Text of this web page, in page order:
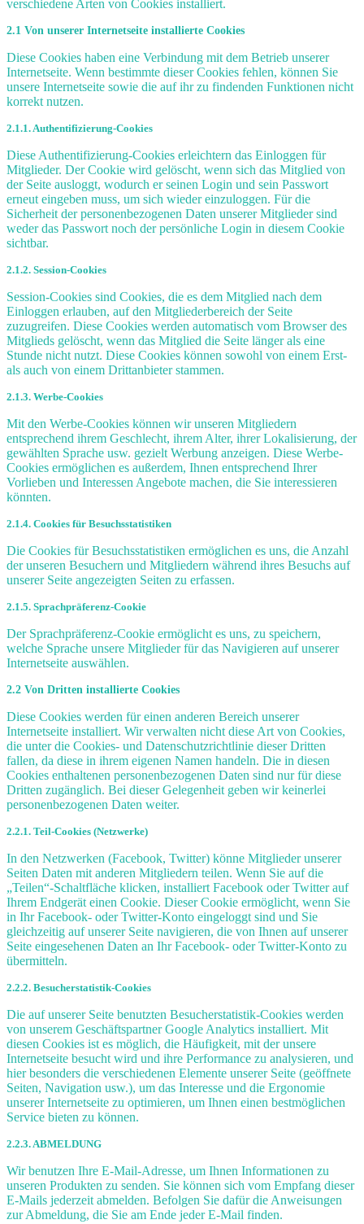
verschiedene Arten von Cookies installiert.
2.1 Von unserer Internetseite installierte Cookies
Diese Cookies haben eine Verbindung mit dem Betrieb unserer
Internetseite. Wenn bestimmte dieser Cookies fehlen, können Sie
unsere Internetseite sowie die auf ihr zu findenden Funktionen nicht
korrekt nutzen.
2.1.1. Authentifizierung-Cookies
Diese Authentifizierung-Cookies erleichtern das Einloggen für
Mitglieder. Der Cookie wird gelöscht, wenn sich das Mitglied von
der Seite ausloggt, wodurch er seinen Login und sein Passwort
erneut eingeben muss, um sich wieder einzuloggen. Für die
Sicherheit der personenbezogenen Daten unserer Mitglieder sind
weder das Passwort noch der persönliche Login in diesem Cookie
sichtbar.
2.1.2. Session-Cookies
Session-Cookies sind Cookies, die es dem Mitglied nach dem
Einloggen erlauben, auf den Mitgliederbereich der Seite
zuzugreifen. Diese Cookies werden automatisch vom Browser des
Mitglieds gelöscht, wenn das Mitglied die Seite länger als eine
Stunde nicht nutzt. Diese Cookies können sowohl von einem Erst-
als auch von einem Drittanbieter stammen.
2.1.3. Werbe-Cookies
Mit den Werbe-Cookies können wir unseren Mitgliedern
entsprechend ihrem Geschlecht, ihrem Alter, ihrer Lokalisierung, der
gewählten Sprache usw. gezielt Werbung anzeigen. Diese Werbe-
Cookies ermöglichen es außerdem, Ihnen entsprechend Ihrer
Vorlieben und Interessen Angebote machen, die Sie interessieren
könnten.
2.1.4. Cookies für Besuchsstatistiken
Die Cookies für Besuchsstatistiken ermöglichen es uns, die Anzahl
der unseren Besuchern und Mitgliedern während ihres Besuchs auf
unserer Seite angezeigten Seiten zu erfassen.
2.1.5. Sprachpräferenz-Cookie
Der Sprachpräferenz-Cookie ermöglicht es uns, zu speichern,
welche Sprache unsere Mitglieder für das Navigieren auf unserer
Internetseite auswählen.
2.2 Von Dritten installierte Cookies
Diese Cookies werden für einen anderen Bereich unserer
Internetseite installiert. Wir verwalten nicht diese Art von Cookies,
die unter die Cookies- und Datenschutzrichtlinie dieser Dritten
fallen, da diese in ihrem eigenen Namen handeln. Die in diesen
Cookies enthaltenen personenbezogenen Daten sind nur für diese
Dritten zugänglich. Bei dieser Gelegenheit geben wir keinerlei
personenbezogenen Daten weiter.
2.2.1. Teil-Cookies (Netzwerke)
In den Netzwerken (Facebook, Twitter) könne Mitglieder unserer
Seiten Daten mit anderen Mitgliedern teilen. Wenn Sie auf die
„Teilen“-Schaltfläche klicken, installiert Facebook oder Twitter auf
Ihrem Endgerät einen Cookie. Dieser Cookie ermöglicht, wenn Sie
in Ihr Facebook- oder Twitter-Konto eingeloggt sind und Sie
gleichzeitig auf unserer Seite navigieren, die von Ihnen auf unserer
Seite eingesehenen Daten an Ihr Facebook- oder Twitter-Konto zu
übermitteln.
2.2.2. Besucherstatistik-Cookies
Die auf unserer Seite benutzten Besucherstatistik-Cookies werden
von unserem Geschäftspartner Google Analytics installiert. Mit
diesen Cookies ist es möglich, die Häufigkeit, mit der unsere
Internetseite besucht wird und ihre Performance zu analysieren, und
hier besonders die verschiedenen Elemente unserer Seite (geöffnete
Seiten, Navigation usw.), um das Interesse und die Ergonomie
unserer Internetseite zu optimieren, um Ihnen einen bestmöglichen
Service bieten zu können.
2.2.3. ABMELDUNG
Wir benutzen Ihre E-Mail-Adresse, um Ihnen Informationen zu
unseren Produkten zu senden. Sie können sich vom Empfang dieser
E-Mails jederzeit abmelden. Befolgen Sie dafür die Anweisungen
zur Abmeldung, die Sie am Ende jeder E-Mail finden.